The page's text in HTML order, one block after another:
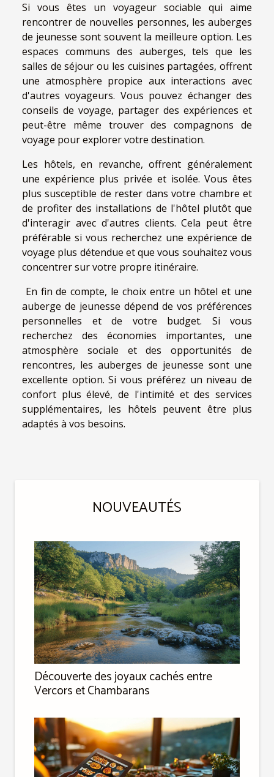
Si vous êtes un voyageur sociable qui aime
rencontrer de nouvelles personnes, les auberges
de jeunesse sont souvent la meilleure option. Les
espaces communs des auberges, tels que les
salles de séjour ou les cuisines partagées, offrent
une atmosphère propice aux interactions avec
d'autres voyageurs. Vous pouvez échanger des
conseils de voyage, partager des expériences et
peut-être même trouver des compagnons de
voyage pour explorer votre destination.
Les hôtels, en revanche, offrent généralement
une expérience plus privée et isolée. Vous êtes
plus susceptible de rester dans votre chambre et
de profiter des installations de l'hôtel plutôt que
d'interagir avec d'autres clients. Cela peut être
préférable si vous recherchez une expérience de
voyage plus détendue et que vous souhaitez vous
concentrer sur votre propre itinéraire.
En fin de compte, le choix entre un hôtel et une
auberge de jeunesse dépend de vos préférences
personnelles et de votre budget. Si vous
recherchez des économies importantes, une
atmosphère sociale et des opportunités de
rencontres, les auberges de jeunesse sont une
excellente option. Si vous préférez un niveau de
confort plus élevé, de l'intimité et des services
supplémentaires, les hôtels peuvent être plus
adaptés à vos besoins.
NOUVEAUTÉS
Découverte des joyaux cachés entre
Vercors et Chambarans